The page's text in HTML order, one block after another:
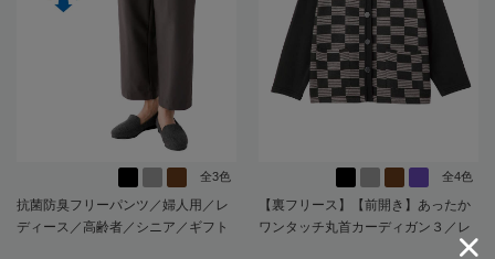
全3色
抗菌防臭フリーパンツ／婦人用／レ
ディース／高齢者／シニア／ギフト
全4色
【裏フリース】【前開き】あったか
ワンタッチ丸首カーディガン３／レ
ディース／婦人用／高齢者／シニア